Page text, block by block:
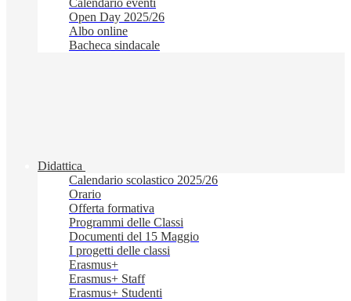
Calendario eventi
Open Day 2025/26
Albo online
Bacheca sindacale
Didattica
Calendario scolastico 2025/26
Orario
Offerta formativa
Programmi delle Classi
Documenti del 15 Maggio
I progetti delle classi
Erasmus+
Erasmus+ Staff
Erasmus+ Studenti